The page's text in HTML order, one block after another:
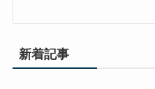
新着記事